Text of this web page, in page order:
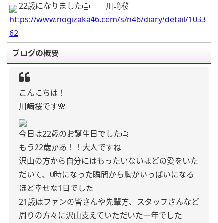
22歳になりました🎂 川﨑桜
https://www.nogizaka46.com/s/n46/diary/detail/1033
62
ブログの概要
こんにちは！
川﨑桜です🌸
今日は22歳のお誕生日でした🎂
もう22歳かあ！！大人ですね
沢山の方から自分にはもったいないほどの愛をいた
だいて、0時になった瞬間から胸がいっぱいになる
ほど幸せな1日でした
21歳はファンの皆さんや先輩方、スタッフさんなど
周りの方々に沢山支えていただいた一年でした